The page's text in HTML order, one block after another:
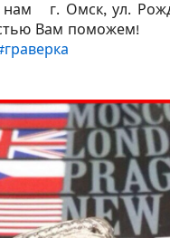
нам
г. Омск, ул.
Вам поможем!